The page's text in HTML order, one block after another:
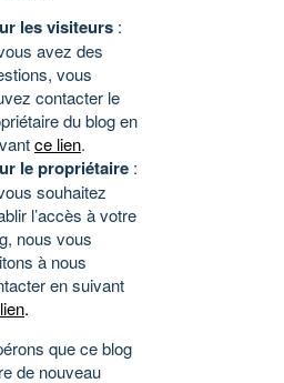
les visiteurs :
avez des
vous
contacter le
du blog en
ce lien.
le propriétaire :
souhaitez
l’accès à votre
nous vous
à nous
en suivant
.
que ce blog
de nouveau